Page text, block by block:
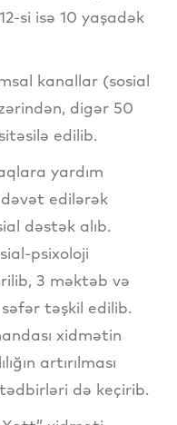
si isə 10 yaşadək
kanallar (sosial
digər 50
edilib.
yardım
edilərək
dəstək alıb.
psixoloji
3 məktəb və
təşkil edilib.
xidmətin
artırılması
də keçirib.